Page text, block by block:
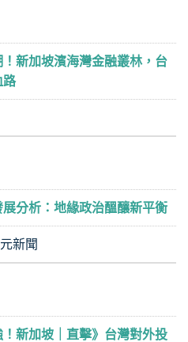
新加坡濱海灣金融叢林，台
路
分析：地緣政治醞釀新平衡
新聞
新加坡｜直擊》台灣對外投